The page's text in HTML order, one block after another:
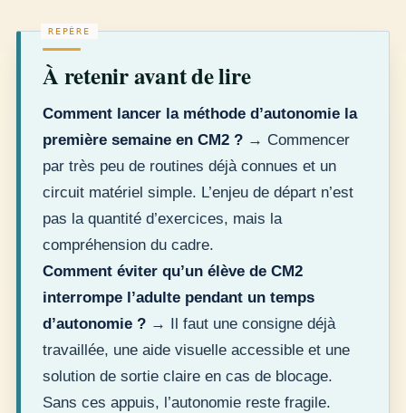
À retenir avant de lire
Comment lancer la méthode d’autonomie la
première semaine en CM2 ? → Commencer
par très peu de routines déjà connues et un
circuit matériel simple. L’enjeu de départ n’est
pas la quantité d’exercices, mais la
compréhension du cadre.
Comment éviter qu’un élève de CM2
interrompe l’adulte pendant un temps
d’autonomie ? → Il faut une consigne déjà
travaillée, une aide visuelle accessible et une
solution de sortie claire en cas de blocage.
Sans ces appuis, l’autonomie reste fragile.